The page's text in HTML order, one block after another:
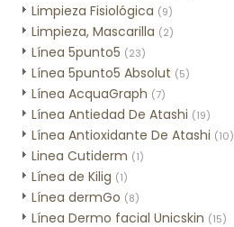
Limpieza Fisiológica (9)
Limpieza, Mascarilla (2)
Línea 5punto5 (23)
Línea 5punto5 Absolut (5)
Línea AcquaGraph (7)
Línea Antiedad De Atashi (19)
Línea Antioxidante De Atashi (10)
Linea Cutiderm (1)
Línea de Kilig (1)
Línea dermGo (8)
Línea Dermo facial Unicskin (15)